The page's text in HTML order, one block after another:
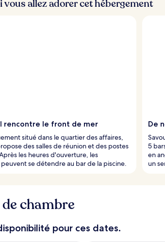
i
l
e
r
vous allez adorer cet hébergement
rencontre le front de mer
situé dans le quartier des affaires,
des salles de réunion et des postes
les heures d'ouverture, les
se détendre au bar de la piscine.
De
5
en
un
chambre
pour ces dates.